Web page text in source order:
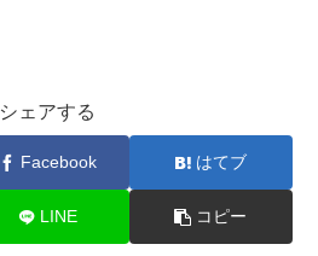
シェアする
Facebook はてブ
LINE コピー